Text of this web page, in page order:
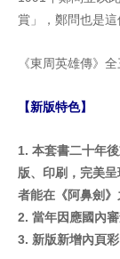
賞」，鄭問也是
《東周英雄傳》全
【新版特色】
1. 本套書二十年
版、印刷，完美
者能在《阿鼻劍》
2. 當年因應國內
3. 新版新增內頁彩